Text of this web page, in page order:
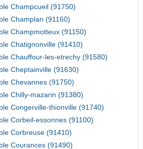
Champcueil (91750)
Champlan (91160)
Champmotteux (91150)
Chatignonville (91410)
Chauffour-les-etrechy (91580)
Cheptainville (91630)
Chevannes (91750)
Chilly-mazarin (91380)
Congerville-thionville (91740)
Corbeil-essonnes (91100)
Corbreuse (91410)
Courances (91490)